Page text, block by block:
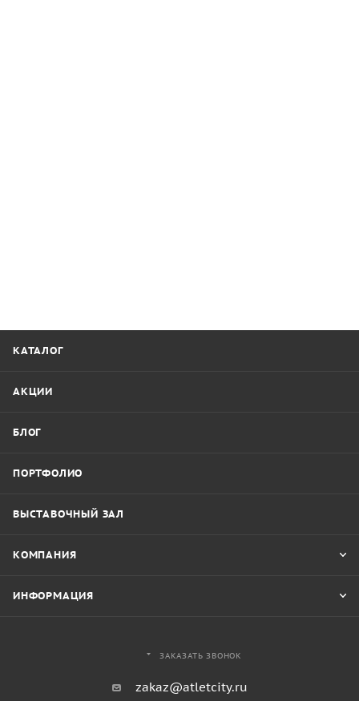
КАТАЛОГ
АКЦИИ
БЛОГ
ПОРТФОЛИО
ВЫСТАВОЧНЫЙ ЗАЛ
КОМПАНИЯ
ИНФОРМАЦИЯ
ЗАКАЗАТЬ ЗВОНОК
zakaz@atletcity.ru